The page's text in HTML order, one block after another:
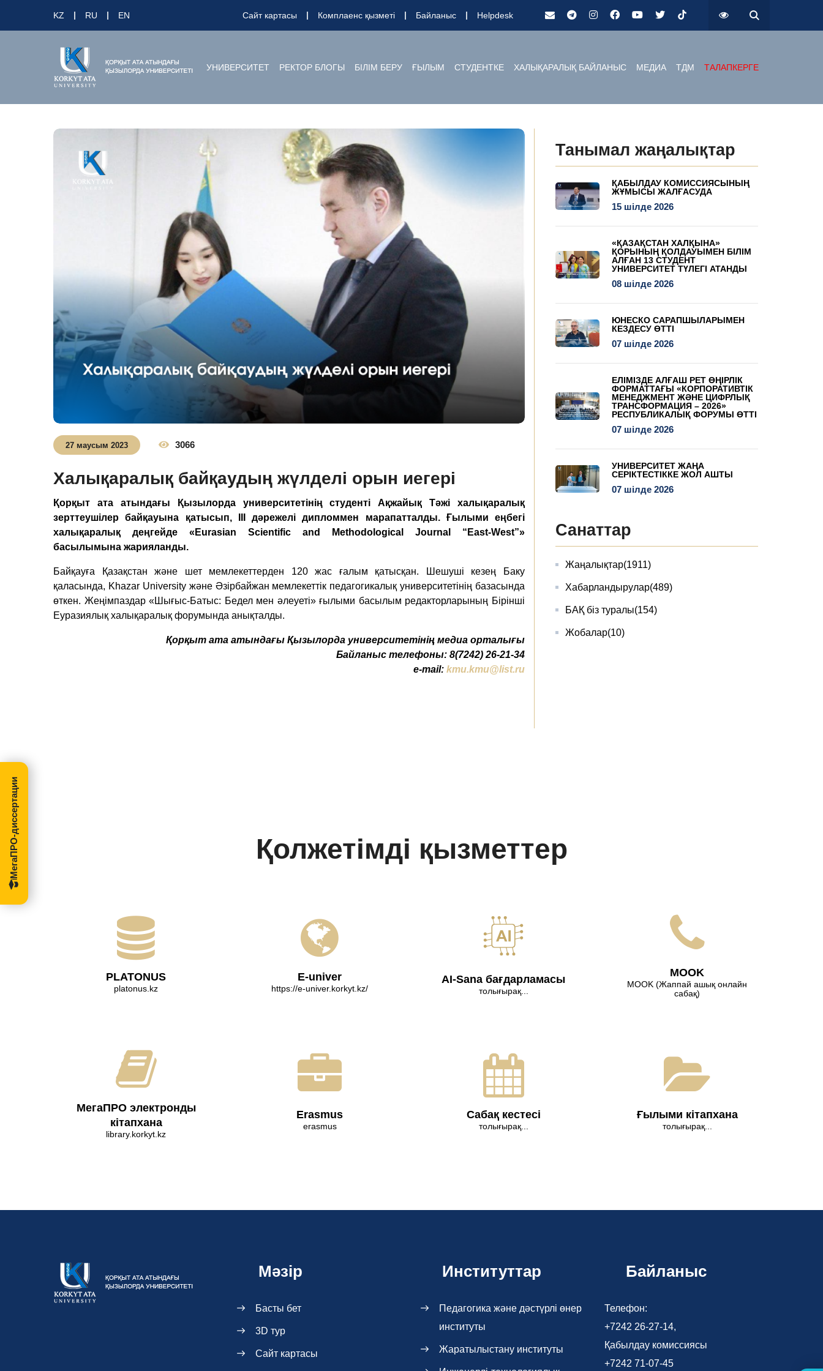
KZ RU EN Сайт картасы Комплаенс қызметі Байланыс Helpdesk
УНИВЕРСИТЕТ РЕКТОР БЛОГЫ БІЛІМ БЕРУ ҒЫЛЫМ СТУДЕНТКЕ ХАЛЫҚАРАЛЫҚ БАЙЛАНЫС МЕДИА ТДМ ТАЛАПКЕРГЕ
27 маусым 2023 3066
Халықаралық байқаудың жүлделі орын иегері
Қорқыт ата атындағы Қызылорда университетінің студенті Ақжайық Тәжі халықаралық
зерттеушілер байқауына қатысып, ІІІ дәрежелі дипломмен марапатталды. Ғылыми еңбегі
халықаралық деңгейде «Eurasian Scientific and Methodological Journal “East-West”»
басылымына жарияланды.
Байқауға Қазақстан және шет мемлекеттерден 120 жас ғалым қатысқан. Шешуші кезең Баку
қаласында, Khazar University және Әзірбайжан мемлекеттік педагогикалық университетінің базасында
өткен. Жеңімпаздар «Шығыс-Батыс: Бедел мен әлеуеті» ғылыми басылым редакторларының Бірінші
Еуразиялық халықаралық форумында анықталды.
Қорқыт ата атындағы Қызылорда университетінің медиа орталығы
Байланыс телефоны: 8(7242) 26-21-34
e-mail: kmu.kmu@list.ru
Танымал жаңалықтар
ҚАБЫЛДАУ КОМИССИЯСЫНЫҢ
ЖҰМЫСЫ ЖАЛҒАСУДА
15 шілде 2026
«ҚАЗАҚСТАН ХАЛҚЫНА»
ҚОРЫНЫҢ ҚОЛДАУЫМЕН БІЛІМ
АЛҒАН 13 СТУДЕНТ
УНИВЕРСИТЕТ ТҮЛЕГІ АТАНДЫ
08 шілде 2026
ЮНЕСКО САРАПШЫЛАРЫМЕН
КЕЗДЕСУ ӨТТІ
07 шілде 2026
ЕЛІМІЗДЕ АЛҒАШ РЕТ ӨҢІРЛІК
ФОРМАТТАҒЫ «КОРПОРАТИВТІК
МЕНЕДЖМЕНТ ЖӘНЕ ЦИФРЛЫҚ
ТРАНСФОРМАЦИЯ – 2026»
РЕСПУБЛИКАЛЫҚ ФОРУМЫ ӨТТІ
07 шілде 2026
УНИВЕРСИТЕТ ЖАҢА
СЕРІКТЕСТІККЕ ЖОЛ АШТЫ
07 шілде 2026
Санаттар
Жаңалықтар(1911)
Хабарландырулар(489)
БАҚ біз туралы(154)
Жобалар(10)
Қолжетімді қызметтер
PLATONUS
platonus.kz
E-univer
https://e-univer.korkyt.kz/
AI-Sana бағдарламасы
толығырақ...
МООK
МООK (Жаппай ашық онлайн
сабақ)
МегаПРО электронды
кітапхана
library.korkyt.kz
Erasmus
erasmus
Сабақ кестесі
толығырақ...
Ғылыми кітапхана
толығырақ...
Мәзір
Басты бет
3D тур
Сайт картасы
Институттар
Педагогика және дәстүрлі өнер
институты
Жаратылыстану институты
Байланыс
Телефон:
+7242 26-27-14,
Қабылдау комиссиясы
+7242 71-07-45
МегаПРО-диссертации